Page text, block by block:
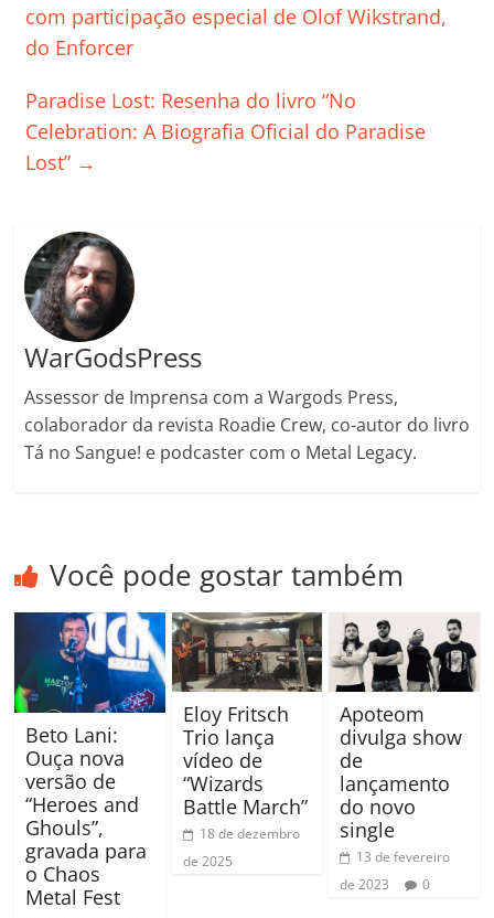
b
o
o
k
A
p
dI e
ss
ro
Li
k
ar
ar
com participação especial de Olof Wikstrand,
do Enforcer
Paradise Lost: Resenha do livro “No
Celebration: A Biografia Oficial do Paradise
Lost” →
WarGodsPress
Assessor de Imprensa com a Wargods Press,
colaborador da revista Roadie Crew, co-autor do livro
Tá no Sangue! e podcaster com o Metal Legacy.
Você pode gostar também
Beto Lani:
Ouça nova
versão de
“Heroes and
Ghouls”,
gravada para
o Chaos
Metal Fest
Eloy Fritsch
Trio lança
vídeo de
“Wizards
Battle March”
18 de dezembro
de 2025
Apoteom
divulga show
de
lançamento
do novo
single
13 de fevereiro
de 2023
0